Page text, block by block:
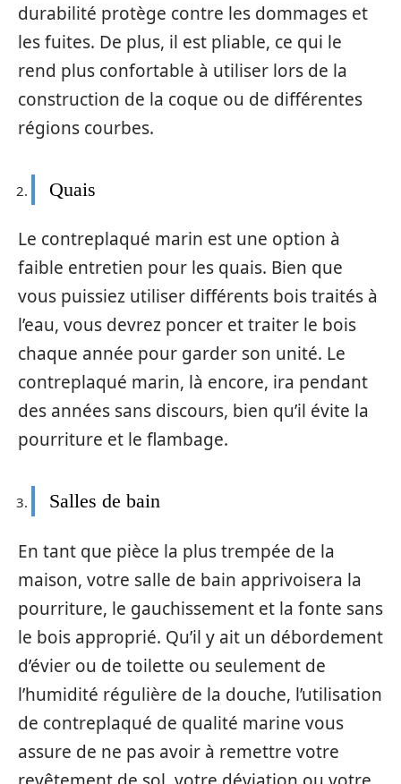
durabilité protège contre les dommages et
les fuites. De plus, il est pliable, ce qui le
rend plus confortable à utiliser lors de la
construction de la coque ou de différentes
régions courbes.
Quais
Le contreplaqué marin est une option à
faible entretien pour les quais. Bien que
vous puissiez utiliser différents bois traités à
l’eau, vous devrez poncer et traiter le bois
chaque année pour garder son unité. Le
contreplaqué marin, là encore, ira pendant
des années sans discours, bien qu’il évite la
pourriture et le flambage.
Salles de bain
En tant que pièce la plus trempée de la
maison, votre salle de bain apprivoisera la
pourriture, le gauchissement et la fonte sans
le bois approprié. Qu’il y ait un débordement
d’évier ou de toilette ou seulement de
l’humidité régulière de la douche, l’utilisation
de contreplaqué de qualité marine vous
assure de ne pas avoir à remettre votre